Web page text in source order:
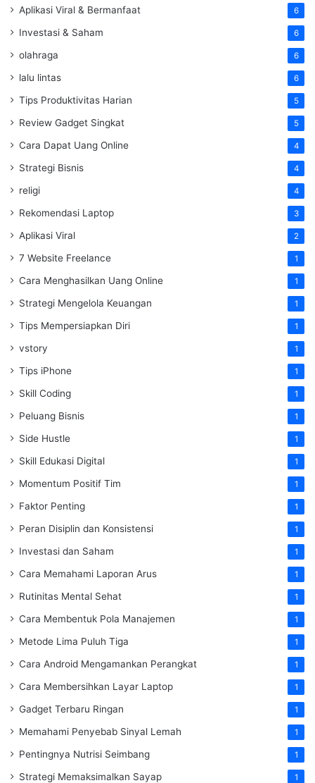
Aplikasi Viral & Bermanfaat 6
Investasi & Saham 6
olahraga 6
lalu lintas 6
Tips Produktivitas Harian 5
Review Gadget Singkat 5
Cara Dapat Uang Online 4
Strategi Bisnis 4
religi 4
Rekomendasi Laptop 3
Aplikasi Viral 2
7 Website Freelance 1
Cara Menghasilkan Uang Online 1
Strategi Mengelola Keuangan 1
Tips Mempersiapkan Diri 1
vstory 1
Tips iPhone 1
Skill Coding 1
Peluang Bisnis 1
Side Hustle 1
Skill Edukasi Digital 1
Momentum Positif Tim 1
Faktor Penting 1
Peran Disiplin dan Konsistensi 1
Investasi dan Saham 1
Cara Memahami Laporan Arus 1
Rutinitas Mental Sehat 1
Cara Membentuk Pola Manajemen 1
Metode Lima Puluh Tiga 1
Cara Android Mengamankan Perangkat 1
Cara Membersihkan Layar Laptop 1
Gadget Terbaru Ringan 1
Memahami Penyebab Sinyal Lemah 1
Pentingnya Nutrisi Seimbang 1
Strategi Memaksimalkan Sayap 1